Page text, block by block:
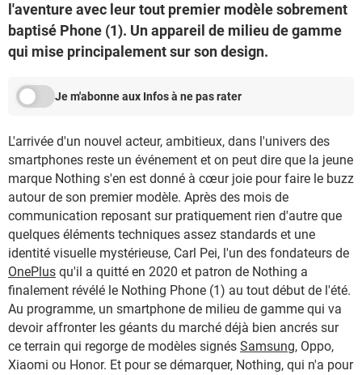
l'aventure avec leur tout premier modèle sobrement
baptisé Phone (1). Un appareil de milieu de gamme
qui mise principalement sur son design.
Je m'abonne aux Infos à ne pas rater
L'arrivée d'un nouvel acteur, ambitieux, dans l'univers des
smartphones reste un événement et on peut dire que la jeune
marque Nothing s'en est donné à cœur joie pour faire le buzz
autour de son premier modèle. Après des mois de
communication reposant sur pratiquement rien d'autre que
quelques éléments techniques assez standards et une
identité visuelle mystérieuse, Carl Pei, l'un des fondateurs de
OnePlus qu'il a quitté en 2020 et patron de Nothing a
finalement révélé le Nothing Phone (1) au tout début de l'été.
Au programme, un smartphone de milieu de gamme qui va
devoir affronter les géants du marché déjà bien ancrés sur
ce terrain qui regorge de modèles signés Samsung, Oppo,
Xiaomi ou Honor. Et pour se démarquer, Nothing, qui n'a pour